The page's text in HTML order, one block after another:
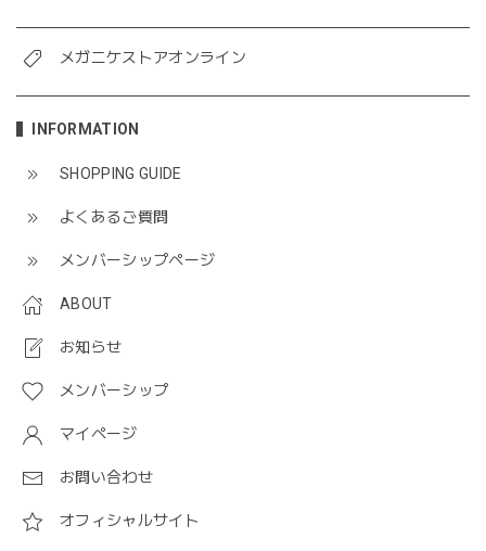
メガニケストアオンライン
INFORMATION
SHOPPING GUIDE
よくあるご質問
メンバーシップページ
ABOUT
お知らせ
メンバーシップ
マイページ
お問い合わせ
オフィシャルサイト